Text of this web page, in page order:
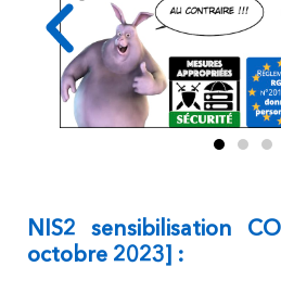
NIS2 sensibilisation
octobre 2023] :